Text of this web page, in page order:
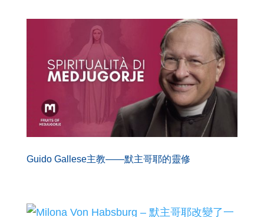
Guido Gallese主教——默主哥耶的靈修